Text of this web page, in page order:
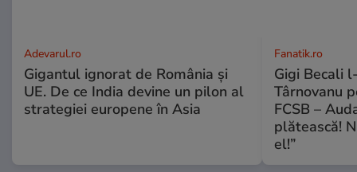
Adevarul.ro
Gigantul ignorat de România și
UE. De ce India devine un pilon al
strategiei europene în Asia
Fanatik.ro
Gigi Becali
Târnovanu
FCSB –
plătească!
el!”